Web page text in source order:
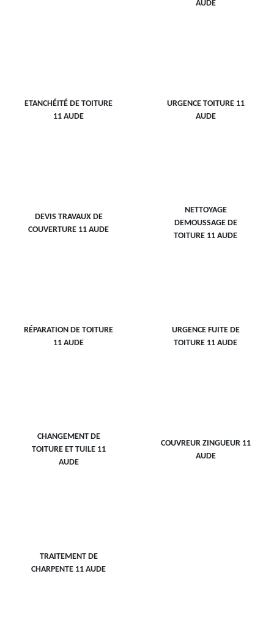
AUDE
ETANCHÉITÉ DE TOITURE
11 AUDE
URGENCE TOITURE 11
AUDE
DEVIS TRAVAUX DE
COUVERTURE 11 AUDE
NETTOYAGE
DEMOUSSAGE DE
TOITURE 11 AUDE
RÉPARATION DE TOITURE
11 AUDE
URGENCE FUITE DE
TOITURE 11 AUDE
CHANGEMENT DE
TOITURE ET TUILE 11
AUDE
COUVREUR ZINGUEUR 11
AUDE
TRAITEMENT DE
CHARPENTE 11 AUDE